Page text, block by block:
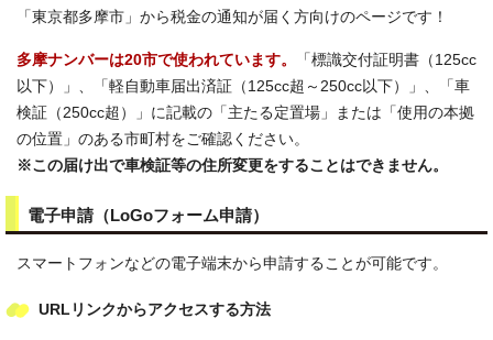
「東京都多摩市」から税金の通知が届く方向けのページです！
多摩ナンバーは20市で使われています。
「標識交付証明書（125cc
以下）」、「軽自動車届出済証（125cc超～250cc以下）」、「車
検証（250cc超）」に記載の「主たる定置場」または「使用の本拠
の位置」のある市町村をご確認ください。
※この届け出で車検証等の住所変更をすることはできません。
電子申請（LoGoフォーム申請）
スマートフォンなどの電子端末から申請することが可能です。
URLリンクからアクセスする方法